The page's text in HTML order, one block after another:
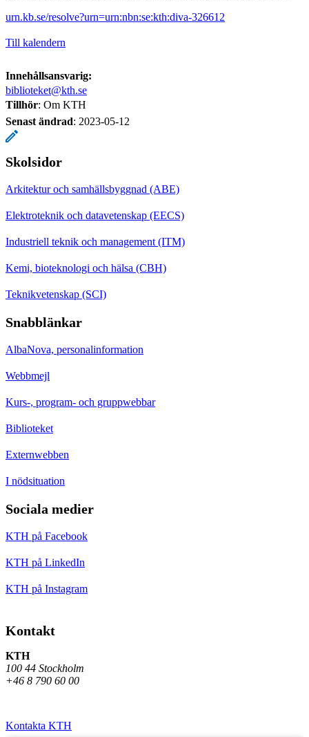
urn.kb.se/resolve?urn=urn:nbn:se:kth:diva-326612
Till kalendern
Innehållsansvarig:
biblioteket@kth.se
Tillhör: Om KTH
Senast ändrad: 2023-05-12
Skolsidor
Arkitektur och samhällsbyggnad (ABE)
Elektroteknik och datavetenskap (EECS)
Industriell teknik och management (ITM)
Kemi, bioteknologi och hälsa (CBH)
Teknikvetenskap (SCI)
Snabblänkar
AlbaNova, personalinformation
Webbmejl
Kurs-, program- och gruppwebbar
Biblioteket
Externwebben
I nödsituation
Sociala medier
KTH på Facebook
KTH på LinkedIn
KTH på Instagram
Kontakt
KTH
100 44 Stockholm
+46 8 790 60 00
Kontakta KTH